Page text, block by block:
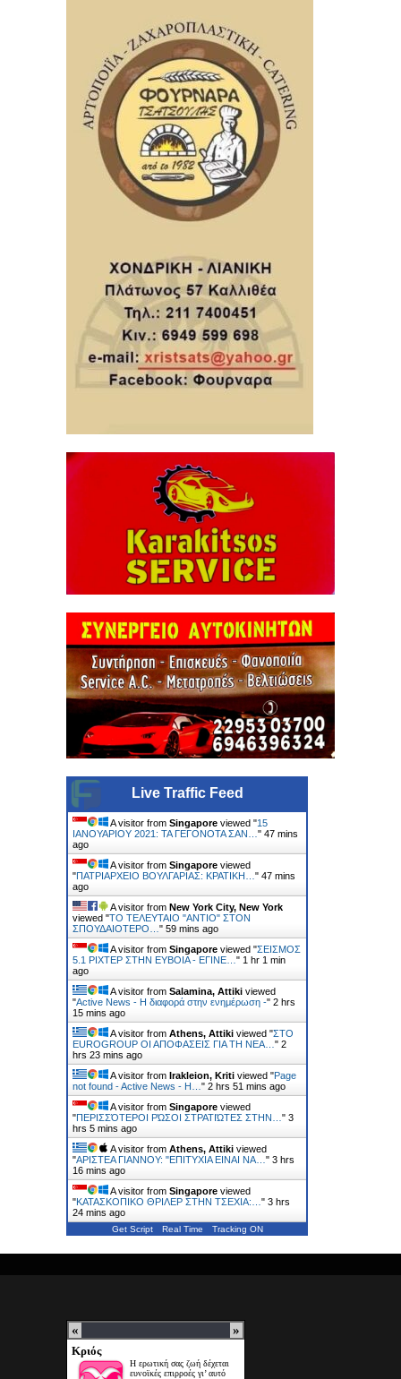
Live Traffic Feed
A visitor from Singapore viewed "15
ΙΑΝΟΥΑΡΙΟΥ 2021: ΤΑ ΓΕΓΟΝΟΤΑ ΣΑΝ… " 47 mins
ago
A visitor from Singapore viewed
"ΠΑΤΡΙΑΡΧΕΙΟ ΒΟΥΛΓΑΡΙΑΣ: ΚΡΑΤΙΚΗ… " 47 mins
ago
A visitor from New York City, New York
viewed "ΤΟ ΤΕΛΕΥΤΑΙΟ "ΑΝΤΙΟ" ΣΤΟΝ
ΣΠΟΥΔΑΙΟΤΕΡΟ… " 59 mins ago
A visitor from Singapore viewed "ΣΕΙΣΜΟΣ
5.1 ΡΙΧΤΕΡ ΣΤΗΝ ΕΥΒΟΙΑ - ΕΓΙΝΕ… " 1 hr 1 min
ago
A visitor from Salamina, Attiki viewed
"Active News - Η διαφορά στην ενημέρωση -" 2 hrs
15 mins ago
A visitor from Athens, Attiki viewed "ΣΤΟ
EUROGROUP ΟΙ ΑΠΟΦΑΣΕΙΣ ΓΙΑ ΤΗ ΝΕΑ… " 2
hrs 23 mins ago
A visitor from Irakleion, Kriti viewed "Page
not found - Active News - Η… " 2 hrs 51 mins ago
A visitor from Singapore viewed
"ΠΕΡΙΣΣΌΤΕΡΟΙ ΡΏΣΟΙ ΣΤΡΑΤΙΏΤΕΣ ΣΤΗΝ… " 3
hrs 5 mins ago
A visitor from Athens, Attiki viewed
"ΑΡΙΣΤΕΑ ΓΙΑΝΝΟΥ: "ΕΠΙΤΥΧΙΑ ΕΙΝΑΙ ΝΑ… " 3 hrs
16 mins ago
A visitor from Singapore viewed
"ΚΑΤΑΣΚΟΠΙΚΟ ΘΡΙΛΕΡ ΣΤΗΝ ΤΣΕΧΙΑ:… " 3 hrs
24 mins ago
Get Script Real Time Tracking ON